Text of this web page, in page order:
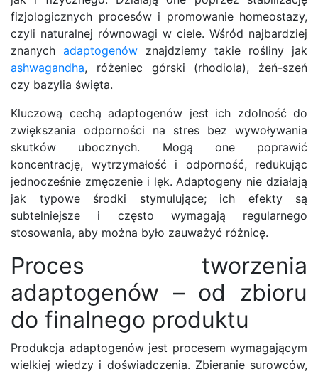
fizjologicznych procesów i promowanie homeostazy,
czyli naturalnej równowagi w ciele. Wśród najbardziej
znanych adaptogenów znajdziemy takie rośliny jak
ashwagandha, różeniec górski (rhodiola), żeń-szeń
czy bazylia święta.
Kluczową cechą adaptogenów jest ich zdolność do
zwiększania odporności na stres bez wywoływania
skutków ubocznych. Mogą one poprawić
koncentrację, wytrzymałość i odporność, redukując
jednocześnie zmęczenie i lęk. Adaptogeny nie działają
jak typowe środki stymulujące; ich efekty są
subtelniejsze i często wymagają regularnego
stosowania, aby można było zauważyć różnicę.
Proces tworzenia
adaptogenów – od zbioru
do finalnego produktu
Produkcja adaptogenów jest procesem wymagającym
wielkiej wiedzy i doświadczenia. Zbieranie surowców,